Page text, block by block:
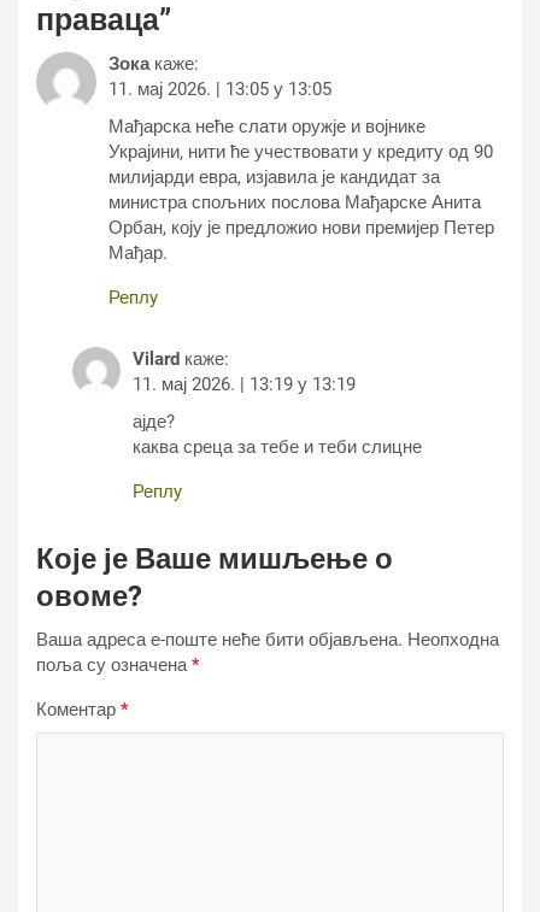
праваца”
Зока каже:
11. мај 2026. | 13:05 у 13:05
Мађарска неће слати оружје и војнике
Украјини, нити ће учествовати у кредиту од 90
милијарди евра, изјавила је кандидат за
министра спољних послова Мађарске Анита
Орбан, коју је предложио нови премијер Петер
Мађар.
Реплy
Vilard каже:
11. мај 2026. | 13:19 у 13:19
ајде?
каква среца за тебе и теби слицне
Реплy
Које је Ваше мишљење о
овоме?
Ваша адреса е-поште неће бити објављена. Неопходна
поља су означена*
Коментар *